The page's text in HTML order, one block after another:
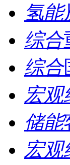
氢能
综合
综合
宏观
储能
宏观